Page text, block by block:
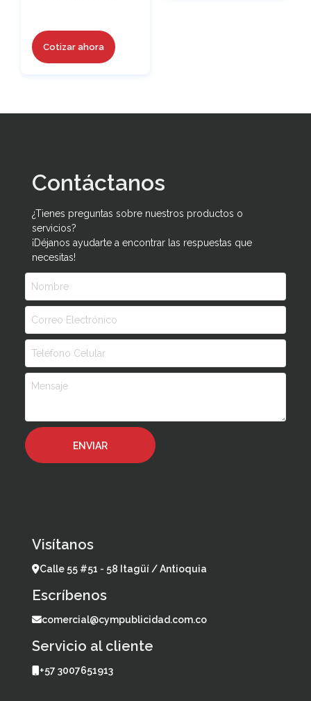
Cotizar ahora
Contáctanos
¿Tienes preguntas sobre nuestros productos o
servicios?
¡Déjanos ayudarte a encontrar las respuestas que
necesitas!
Visítanos
Calle 55 #51 - 58 Itagüí / Antioquia
Escríbenos
comercial@cympublicidad.com.co
Servicio al cliente
+57 3007651913